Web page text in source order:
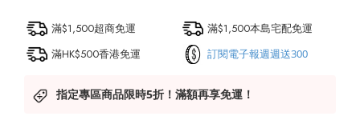
滿$1,500超商免運
滿$1,500本島宅配免運
滿HK$500香港免運
訂閱電子報週週送300
指定專區商品限時5折！滿額再享免運！